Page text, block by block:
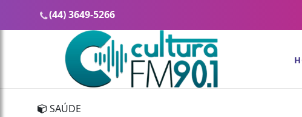
(44) 3649-5266
SAÚDE